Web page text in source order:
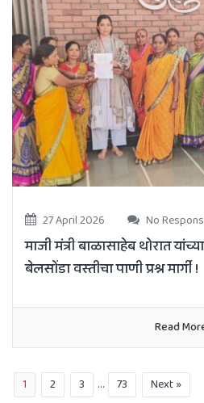
27 April 2026 No
माजी मंत्री बाळासाहेब थोरात
बेलसोंडा वस्तीचा पाणी प्रश्न मार्गी !
Read
1 2 3 … 73 Next »